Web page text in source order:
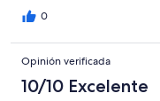
0
Opinión verificada
10/10 Excelente